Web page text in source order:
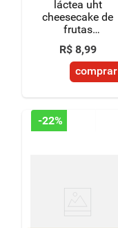
láctea uht
cheesecake de
frutas
vermelhas 15g
de proteínas
250ml
R$ 8,99
comprar
-22%